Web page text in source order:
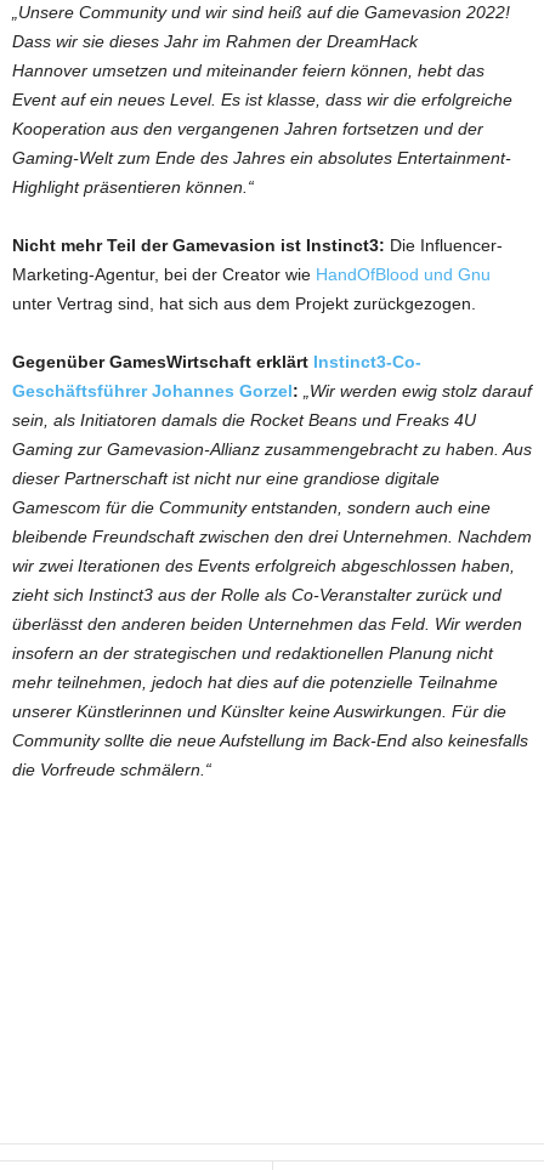
„Unsere Community und wir sind heiß auf die Gamevasion 2022!
Dass wir sie dieses Jahr im Rahmen der DreamHack
Hannover umsetzen und miteinander feiern können, hebt das
Event auf ein neues Level. Es ist klasse, dass wir die erfolgreiche
Kooperation aus den vergangenen Jahren fortsetzen und der
Gaming-Welt zum Ende des Jahres ein absolutes Entertainment-
Highlight präsentieren können.“
Nicht mehr Teil der Gamevasion ist Instinct3: Die Influencer-
Marketing-Agentur, bei der Creator wie HandOfBlood und Gnu
unter Vertrag sind, hat sich aus dem Projekt zurückgezogen.
Gegenüber GamesWirtschaft erklärt Instinct3-Co-
Geschäftsführer Johannes Gorzel:
„Wir werden ewig stolz darauf
sein, als Initiatoren damals die Rocket Beans und Freaks 4U
Gaming zur Gamevasion-Allianz zusammengebracht zu haben. Aus
dieser Partnerschaft ist nicht nur eine grandiose digitale
Gamescom für die Community entstanden, sondern auch eine
bleibende Freundschaft zwischen den drei Unternehmen. Nachdem
wir zwei Iterationen des Events erfolgreich abgeschlossen haben,
zieht sich Instinct3 aus der Rolle als Co-Veranstalter zurück und
überlässt den anderen beiden Unternehmen das Feld. Wir werden
insofern an der strategischen und redaktionellen Planung nicht
mehr teilnehmen, jedoch hat dies auf die potenzielle Teilnahme
unserer Künstlerinnen und Künslter keine Auswirkungen. Für die
Community sollte die neue Aufstellung im Back-End also keinesfalls
die Vorfreude schmälern.“